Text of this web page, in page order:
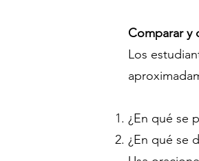
Comparar y
Los
¿En qué se
¿En qué se